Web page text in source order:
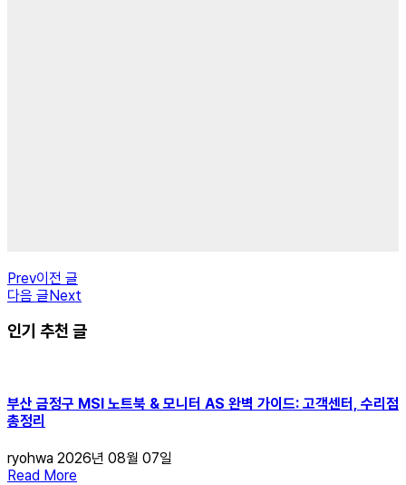
Prev이전 글
다음 글Next
인기 추천 글
부산 금정구 MSI 노트북 & 모니터 AS 완벽 가이드: 고객센터, 수리점
총정리
ryohwa 2026년 08월 07일
Read More